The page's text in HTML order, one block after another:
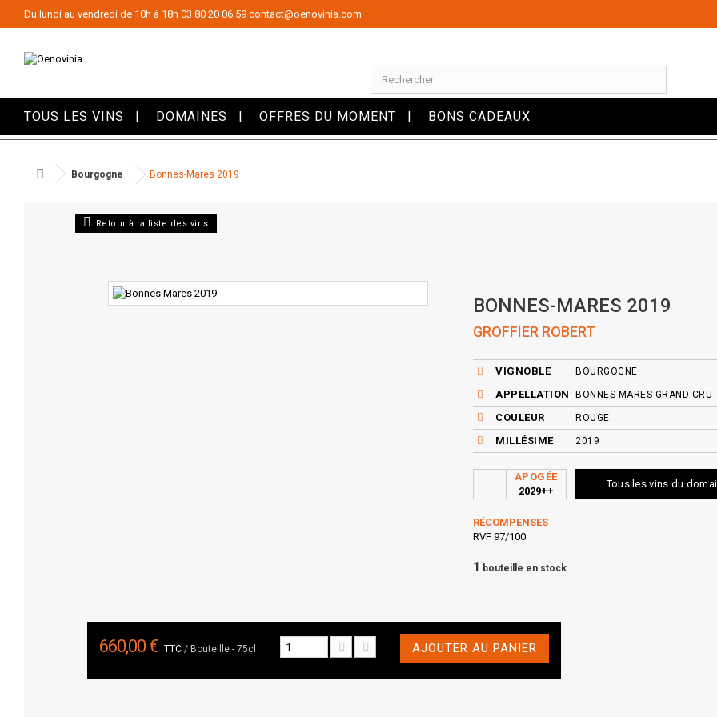
Du lundi au vendredi de 10h à 18h 03 80 20 06 59 contact@oenovinia.com
TOUS LES VINS DOMAINES OFFRES DU MOMENT BONS CADEAUX
Bourgogne Bonnes-Mares 2019
Retour à la liste des vins
BONNES-MARES 2019
GROFFIER ROBERT
VIGNOBLE BOURGOGNE
APPELLATION BONNES MARES GRAND CRU
COULEUR ROUGE
MILLÉSIME 2019
APOGÉE
2029++
Tous les vins du
RÉCOMPENSES
RVF 97/100
1 bouteille en stock
660,00 € TTC / Bouteille - 75cl AJOUTER AU PANIER
Panneau de gestion des cookies